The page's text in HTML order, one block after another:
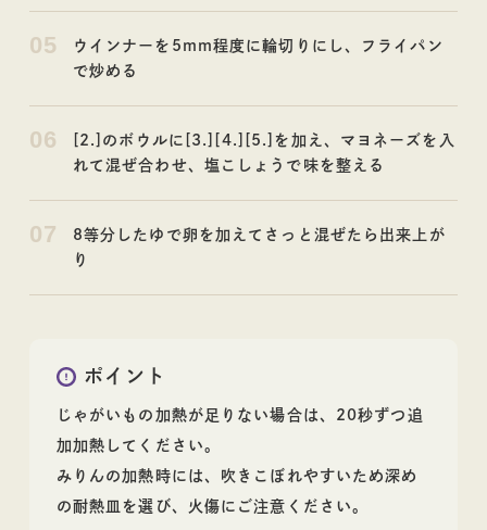
05
ウインナーを5mm程度に輪切りにし、フライパン
で炒める
06
[2.]のボウルに[3.][4.][5.]を加え、マヨネーズを入
れて混ぜ合わせ、塩こしょうで味を整える
07
8等分したゆで卵を加えてさっと混ぜたら出来上が
り
ポイント
じゃがいもの加熱が足りない場合は、20秒ずつ追
加加熱してください。
みりんの加熱時には、吹きこぼれやすいため深め
の耐熱皿を選び、火傷にご注意ください。